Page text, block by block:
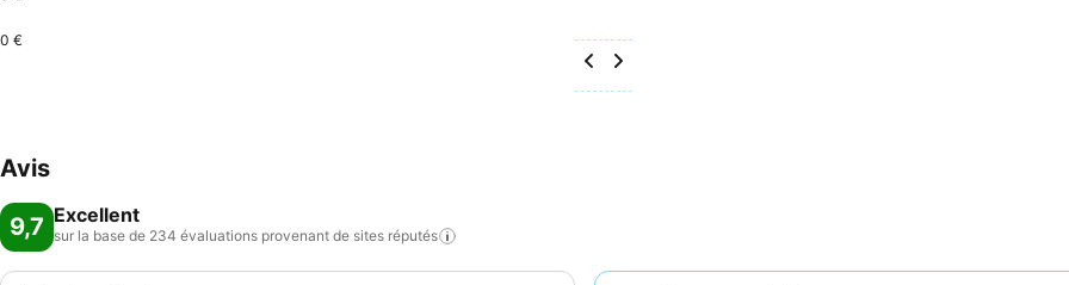
0 €
Avis
9,7 Excellent
sur la base de 234 évaluations provenant de sites réputés